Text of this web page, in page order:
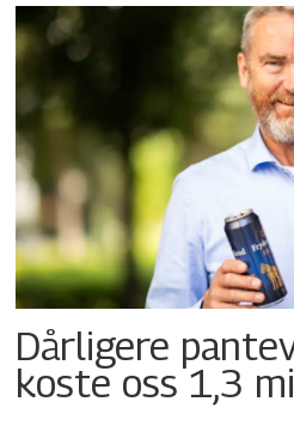
Dårligere
koste oss 1,3